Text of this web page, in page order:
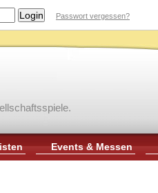
Passwort vergessen?
Events & Messen